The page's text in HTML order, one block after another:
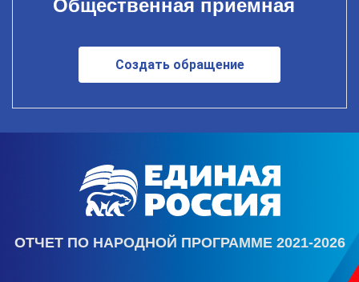
Общественная приемная
Создать обращение
ОТЧЕТ ПО НАРОДНОЙ ПРОГРАММЕ 2021-2026